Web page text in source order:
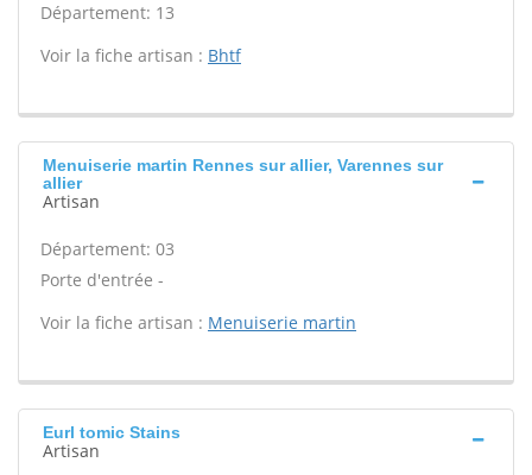
Département: 13
Voir la fiche artisan : Bhtf
Menuiserie martin Rennes sur allier, Varennes sur
allier
Artisan
Département: 03
Porte d'entrée -
Voir la fiche artisan : Menuiserie martin
Eurl tomic Stains
Artisan